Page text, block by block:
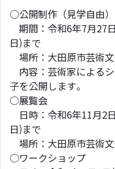
○公開制作（見学自由）
期間：令和6年7月27
日)まで
場所：大田原市芸術
内容：芸術家による
子を公開します。
○展覧会
日時：令和6年11月2
日)まで
場所：大田原市芸術
○ワークショップ